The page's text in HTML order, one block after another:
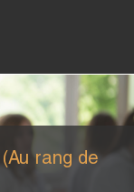
rang de